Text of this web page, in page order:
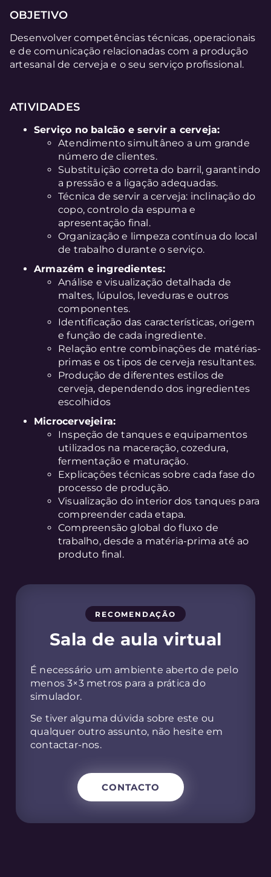
RECOMENDAÇÃO
Sala de aula virtual
É necessário um ambiente aberto de pelo
menos 3×3 metros para a prática do
simulador.
Se tiver alguma dúvida sobre este ou
qualquer outro assunto, não hesite em
contactar-nos.
CONTACTO
OBJETIVO
Desenvolver competências técnicas, operacionais
e de comunicação relacionadas com a produção
artesanal de cerveja e o seu serviço profissional.
ATIVIDADES
Serviço no balcão e servir a cerveja:
Atendimento simultâneo a um grande
número de clientes.
Substituição correta do barril, garantindo
a pressão e a ligação adequadas.
Técnica de servir a cerveja: inclinação do
copo, controlo da espuma e
apresentação final.
Organização e limpeza contínua do local
de trabalho durante o serviço.
Armazém e ingredientes:
Análise e visualização detalhada de
maltes, lúpulos, leveduras e outros
componentes.
Identificação das características, origem
e função de cada ingrediente.
Relação entre combinações de matérias-
primas e os tipos de cerveja resultantes.
Produção de diferentes estilos de
cerveja, dependendo dos ingredientes
escolhidos
Microcervejeira:
Inspeção de tanques e equipamentos
utilizados na maceração, cozedura,
fermentação e maturação.
Explicações técnicas sobre cada fase do
processo de produção.
Visualização do interior dos tanques para
compreender cada etapa.
Compreensão global do fluxo de
trabalho, desde a matéria-prima até ao
produto final.